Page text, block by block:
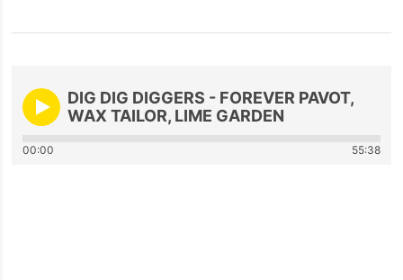
DIG DIG DIGGERS - FOREVER PAVOT,
WAX TAILOR, LIME GARDEN
00:00 55:38